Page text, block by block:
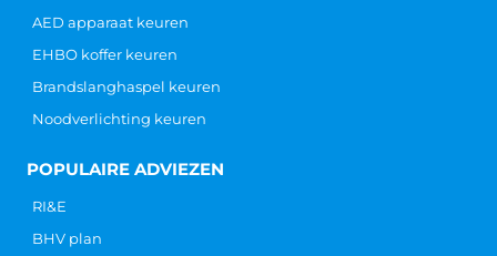
AED apparaat keuren
EHBO koffer keuren
Brandslanghaspel keuren
Noodverlichting keuren
POPULAIRE ADVIEZEN
RI&E
BHV plan